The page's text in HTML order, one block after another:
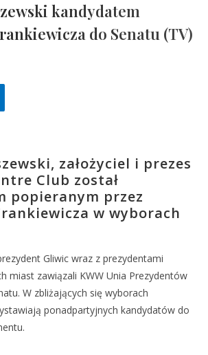
kandydatem
do Senatu (TV)
założyciel i prezes
Club został
popieranym przez
w wyborach
Gliwic wraz z prezydentami
miast zawiązali KWW Unia Prezydentów
W zbliżających się wyborach
ponadpartyjnych kandydatów do